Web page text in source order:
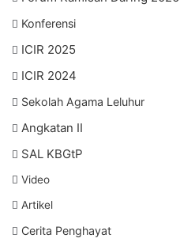
Konferensi
ICIR 2025
ICIR 2024
Sekolah Agama Leluhur
Angkatan II
SAL KBGtP
Video
Artikel
Cerita Penghayat